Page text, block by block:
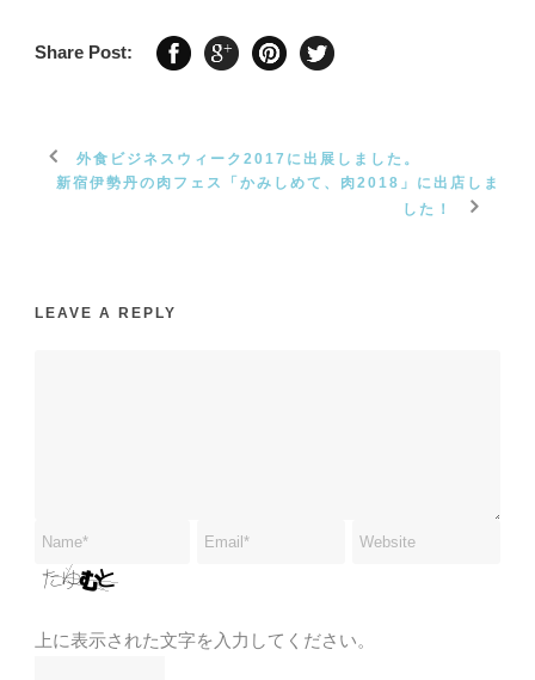
Share Post:
外食ビジネスウィーク2017に出展しました。
新宿伊勢丹の肉フェス「かみしめて、肉2018」に出店しま
した！
LEAVE A REPLY
上に表示された文字を入力してください。